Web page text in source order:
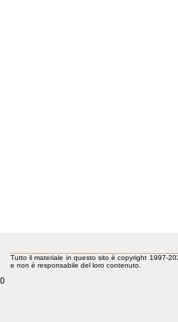
Tutto il materiale in questo sito è copyright 1997-
e non è responsabile del loro contenuto.
0